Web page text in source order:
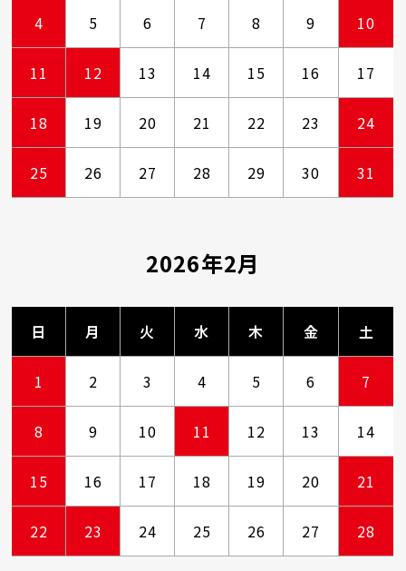
4 5 6 7 8 9 10
11 12 13 14 15 16 17
18 19 20 21 22 23 24
25 26 27 28 29 30 31
2026年2月
日 月 火 水 木 金 土
1 2 3 4 5 6 7
8 9 10 11 12 13 14
15 16 17 18 19 20 21
22 23 24 25 26 27 28